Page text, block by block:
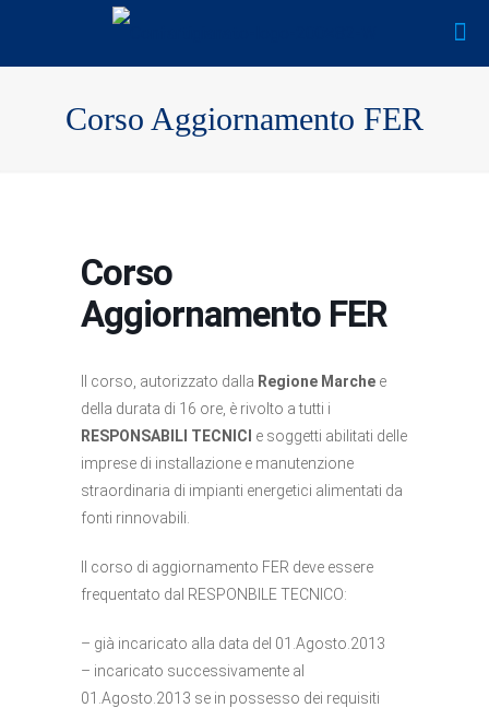
Corso Aggiornamento FER
Corso
Aggiornamento FER
Il corso, autorizzato dalla Regione Marche e
della durata di 16 ore, è rivolto a tutti i
RESPONSABILI TECNICI e soggetti abilitati delle
imprese di installazione e manutenzione
straordinaria di impianti energetici alimentati da
fonti rinnovabili.
Il corso di aggiornamento FER deve essere
frequentato dal RESPONBILE TECNICO:
– già incaricato alla data del 01.Agosto.2013
– incaricato successivamente al
01.Agosto.2013 se in possesso dei requisiti